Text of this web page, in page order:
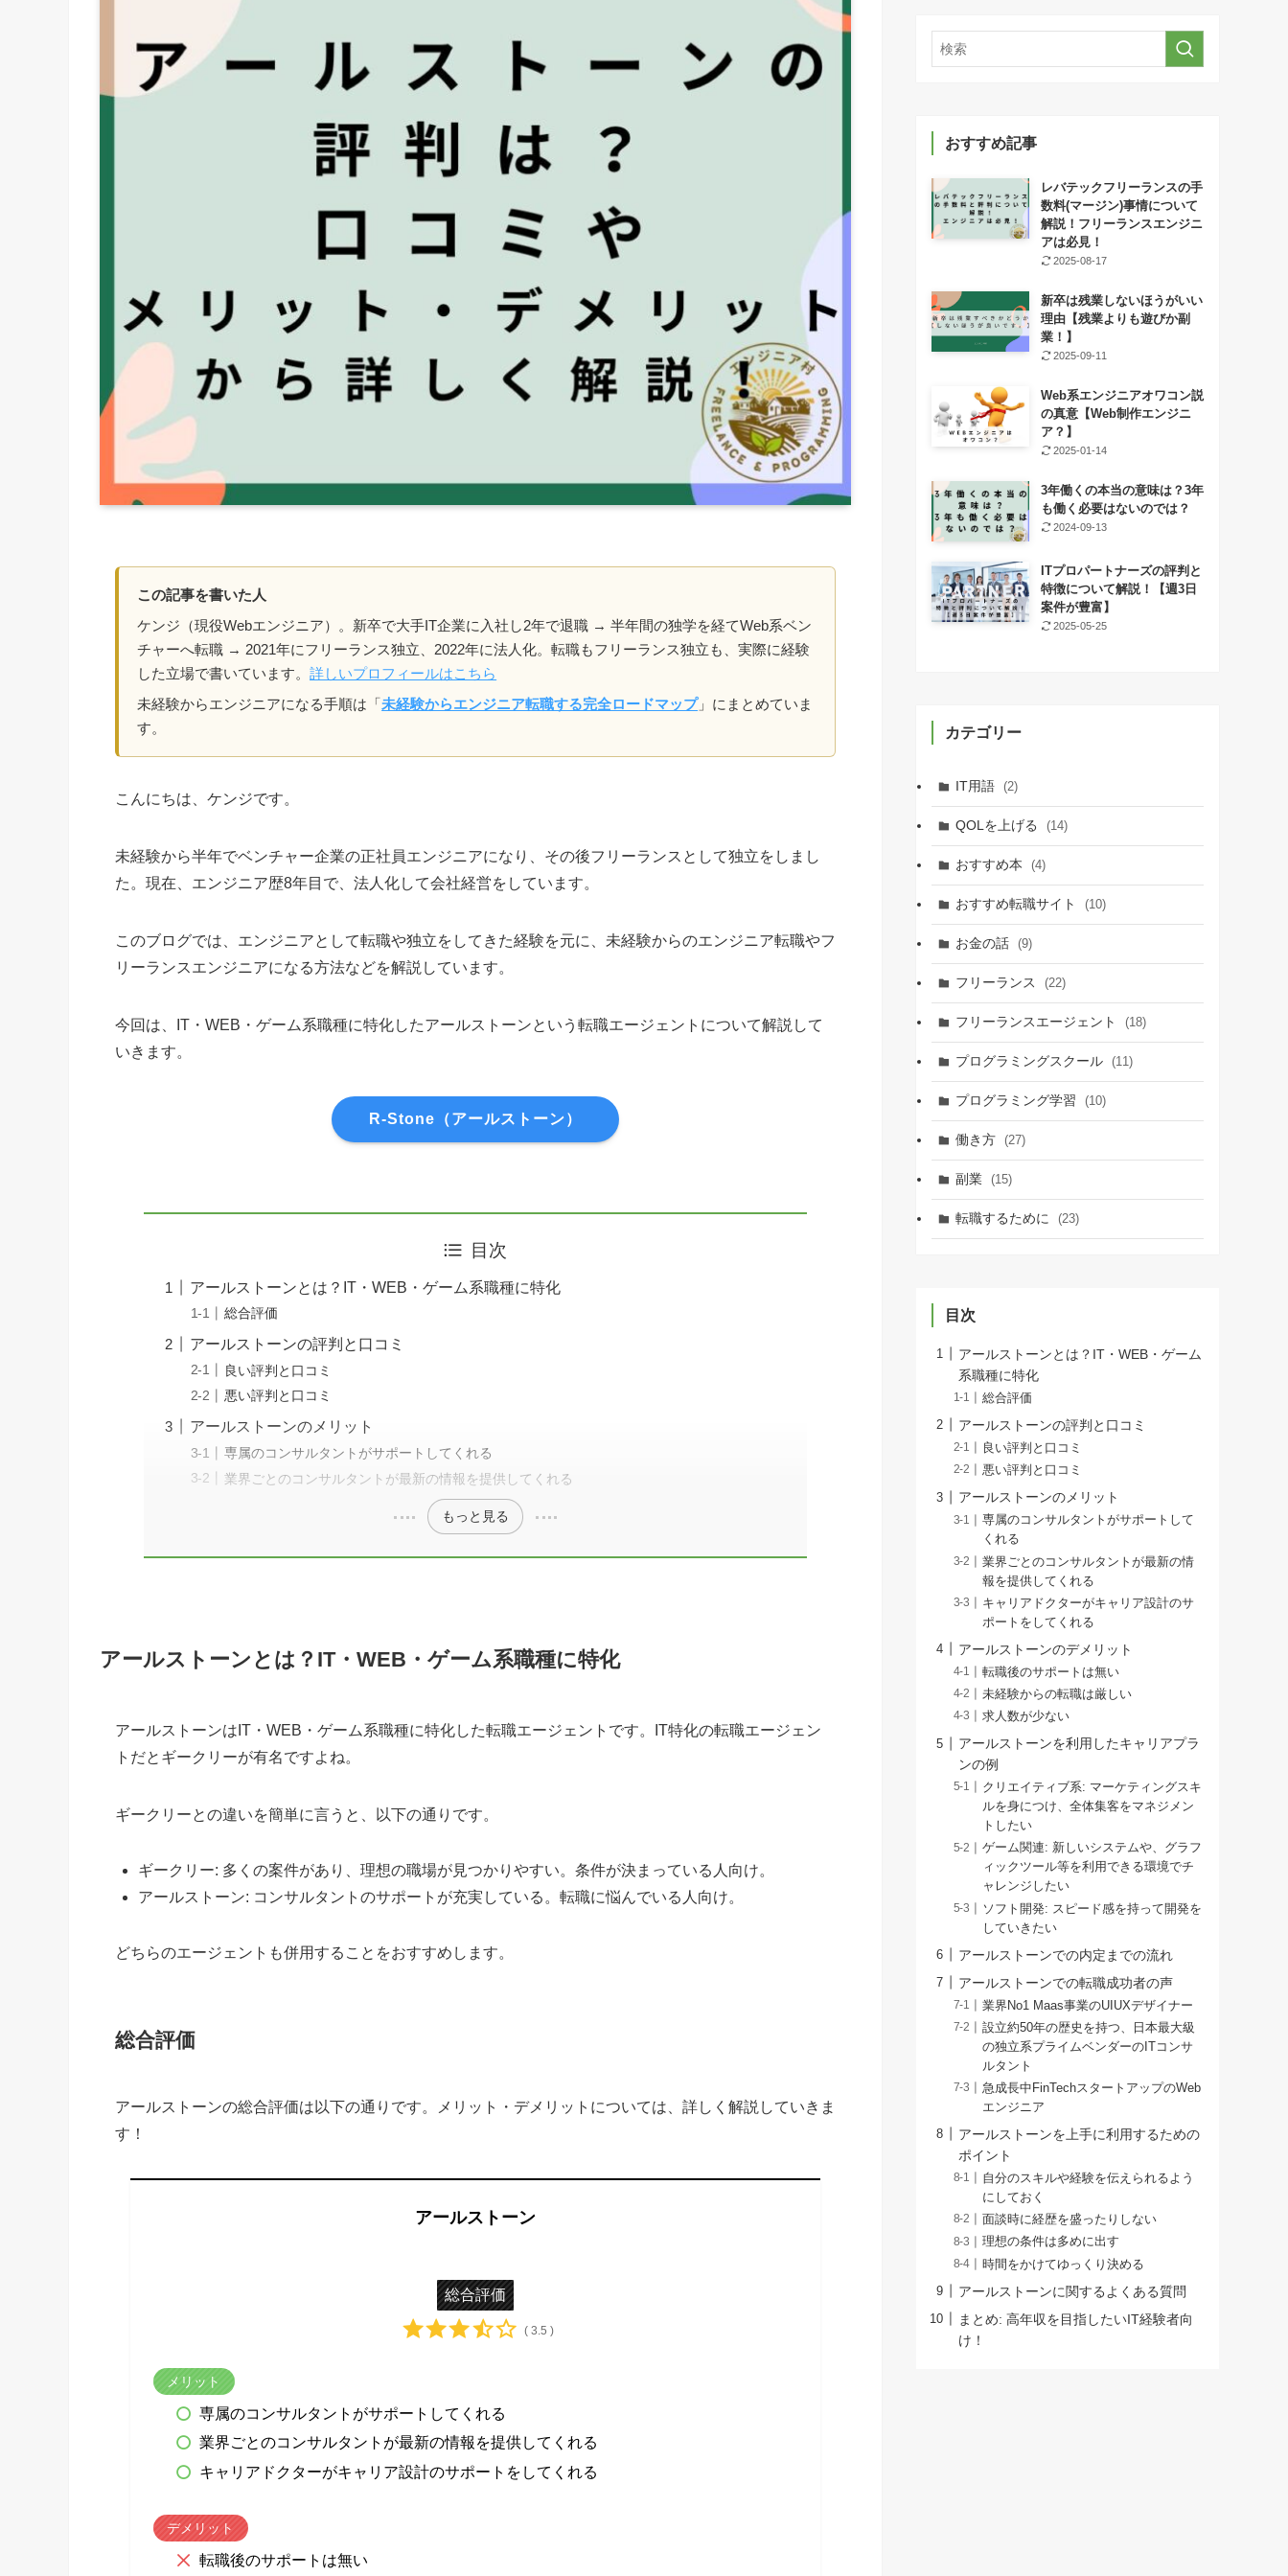
この記事を書いた人
ケンジ（現役Webエンジニア）。新卒で大手IT企業に入社し2年で退職 → 半年間の独学を経てWeb系ベン
チャーへ転職 → 2021年にフリーランス独立、2022年に法人化。転職もフリーランス独立も、実際に経験
した立場で書いています。詳しいプロフィールはこちら
未経験からエンジニアになる手順は「未経験からエンジニア転職する完全ロードマップ」にまとめていま
す。
こんにちは、ケンジです。
未経験から半年でベンチャー企業の正社員エンジニアになり、その後フリーランスとして独立をしまし
た。現在、エンジニア歴8年目で、法人化して会社経営をしています。
このブログでは、エンジニアとして転職や独立をしてきた経験を元に、未経験からのエンジニア転職やフ
リーランスエンジニアになる方法などを解説しています。
今回は、IT・WEB・ゲーム系職種に特化したアールストーンという転職エージェントについて解説して
いきます。
R-Stone（アールストーン）
目次
アールストーンとは？IT・WEB・ゲーム系職種に特化
総合評価
アールストーンの評判と口コミ
良い評判と口コミ
悪い評判と口コミ
アールストーンのメリット
専属のコンサルタントがサポートしてくれる
業界ごとのコンサルタントが最新の情報を提供してくれる
もっと見る
アールストーンとは？IT・WEB・ゲーム系職種に特化
アールストーンはIT・WEB・ゲーム系職種に特化した転職エージェントです。IT特化の転職エージェン
トだとギークリーが有名ですよね。
ギークリーとの違いを簡単に言うと、以下の通りです。
ギークリー: 多くの案件があり、理想の職場が見つかりやすい。条件が決まっている人向け。
アールストーン: コンサルタントのサポートが充実している。転職に悩んでいる人向け。
どちらのエージェントも併用することをおすすめします。
総合評価
アールストーンの総合評価は以下の通りです。メリット・デメリットについては、詳しく解説していきま
す！
アールストーン
総合評価
( 3.5 )
メリット
専属のコンサルタントがサポートしてくれる
業界ごとのコンサルタントが最新の情報を提供してくれる
キャリアドクターがキャリア設計のサポートをしてくれる
デメリット
転職後のサポートは無い
おすすめ記事
レバテックフリーランスの手
数料(マージン)事情について
解説！フリーランスエンジニ
アは必見！
2025-08-17
新卒は残業しないほうがいい
理由【残業よりも遊びか副
業！】
2025-09-11
Web系エンジニアオワコン説
の真意【Web制作エンジニ
ア？】
2025-01-14
3年働くの本当の意味は？3年
も働く必要はないのでは？
2024-09-13
ITプロパートナーズの評判と
特徴について解説！【週3日
案件が豊富】
2025-05-25
カテゴリー
IT用語 (2)
QOLを上げる (14)
おすすめ本 (4)
おすすめ転職サイト (10)
お金の話 (9)
フリーランス (22)
フリーランスエージェント (18)
プログラミングスクール (11)
プログラミング学習 (10)
働き方 (27)
副業 (15)
転職するために (23)
目次
アールストーンとは？IT・WEB・ゲーム
系職種に特化
総合評価
アールストーンの評判と口コミ
良い評判と口コミ
悪い評判と口コミ
アールストーンのメリット
専属のコンサルタントがサポートして
くれる
業界ごとのコンサルタントが最新の情
報を提供してくれる
キャリアドクターがキャリア設計のサ
ポートをしてくれる
アールストーンのデメリット
転職後のサポートは無い
未経験からの転職は厳しい
求人数が少ない
アールストーンを利用したキャリアプラ
ンの例
クリエイティブ系: マーケティングスキ
ルを身につけ、全体集客をマネジメン
トしたい
ゲーム関連: 新しいシステムや、グラフ
ィックツール等を利用できる環境でチ
ャレンジしたい
ソフト開発: スピード感を持って開発を
していきたい
アールストーンでの内定までの流れ
アールストーンでの転職成功者の声
業界No1 Maas事業のUIUXデザイナー
設立約50年の歴史を持つ、日本最大級
の独立系プライムベンダーのITコンサ
ルタント
急成長中FinTechスタートアップのWeb
エンジニア
アールストーンを上手に利用するための
ポイント
自分のスキルや経験を伝えられるよう
にしておく
面談時に経歴を盛ったりしない
理想の条件は多めに出す
時間をかけてゆっくり決める
アールストーンに関するよくある質問
まとめ: 高年収を目指したいIT経験者向
け！